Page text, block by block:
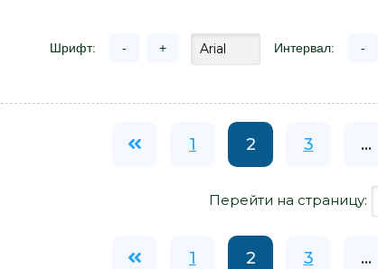
Шрифт: - + Интервал: -
1 2 3 ...
Перейти на страницу:
1 2 3 ...